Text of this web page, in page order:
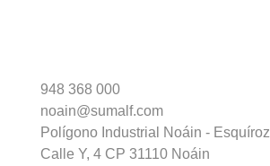
948 368 000
noain@sumalf.com
Polígono Industrial Noáin - Esquíroz
Calle Y, 4 CP 31110 Noáin